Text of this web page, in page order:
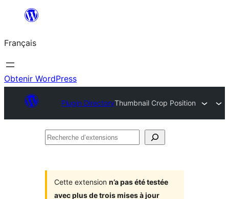
contenu
Français
Obtenir WordPress
Plugin DirectoryThumbnail Crop Position
Recherche
Cette extension n’a pas été testée
avec plus de trois mises à jour